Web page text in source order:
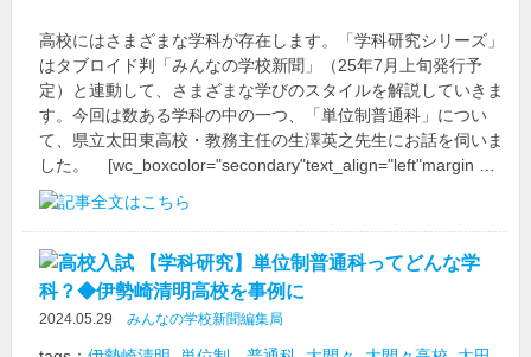
高校にはさまざまな学科が存在します。「学科研究シリーズ」
はタブロイド判「みんなの学校新聞」（25年7月上旬発行予
定）と連動して、さまざまな学びのスタイルを解説していきま
す。今回は数ある学科の中の一つ、「単位制普通科」につい
て、県立太田東高校・教務主任の生澤英之先生にお話を伺いま
した。 [wc_boxcolor="secondary"text_align="left"margin …
【学科研究】単位制普通科ってどんな学
科？◆伊勢崎清明高校を事例に
2024.05.29 みんなの学校新聞編集局